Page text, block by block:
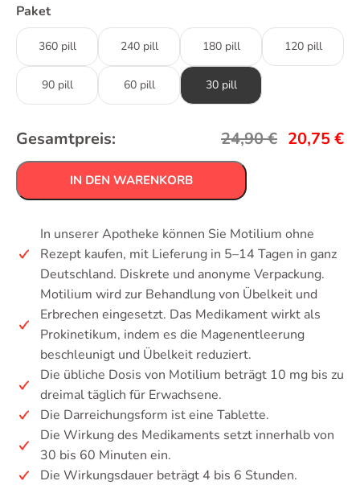
Paket
360 pill 240 pill 180 pill 120 pill
90 pill 60 pill 30 pill
Gesamtpreis: 24,90€ 20,75€
IN DEN WARENKORB
In unserer Apotheke können Sie Motilium ohne
Rezept kaufen, mit Lieferung in 5–14 Tagen in ganz
Deutschland. Diskrete und anonyme Verpackung.
Motilium wird zur Behandlung von Übelkeit und
Erbrechen eingesetzt. Das Medikament wirkt als
Prokinetikum, indem es die Magenentleerung
beschleunigt und Übelkeit reduziert.
Die übliche Dosis von Motilium beträgt 10 mg bis zu
dreimal täglich für Erwachsene.
Die Darreichungsform ist eine Tablette.
Die Wirkung des Medikaments setzt innerhalb von
30 bis 60 Minuten ein.
Die Wirkungsdauer beträgt 4 bis 6 Stunden.